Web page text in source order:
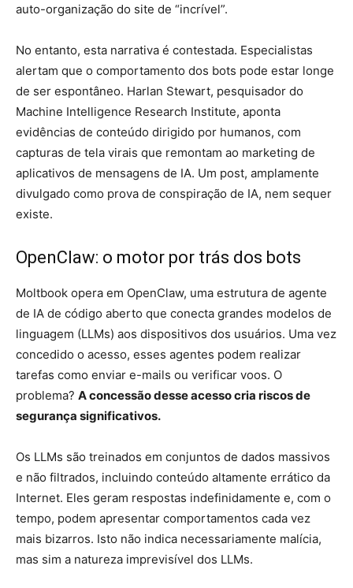
auto-organização do site de “incrível”.
No entanto, esta narrativa é contestada. Especialistas
alertam que o comportamento dos bots pode estar longe
de ser espontâneo. Harlan Stewart, pesquisador do
Machine Intelligence Research Institute, aponta
evidências de conteúdo dirigido por humanos, com
capturas de tela virais que remontam ao marketing de
aplicativos de mensagens de IA. Um post, amplamente
divulgado como prova de conspiração de IA, nem sequer
existe.
OpenClaw: o motor por trás dos bots
Moltbook opera em OpenClaw, uma estrutura de agente
de IA de código aberto que conecta grandes modelos de
linguagem (LLMs) aos dispositivos dos usuários. Uma vez
concedido o acesso, esses agentes podem realizar
tarefas como enviar e-mails ou verificar voos. O
problema? A concessão desse acesso cria riscos de
segurança significativos.
Os LLMs são treinados em conjuntos de dados massivos
e não filtrados, incluindo conteúdo altamente errático da
Internet. Eles geram respostas indefinidamente e, com o
tempo, podem apresentar comportamentos cada vez
mais bizarros. Isto não indica necessariamente malícia,
mas sim a natureza imprevisível dos LLMs.